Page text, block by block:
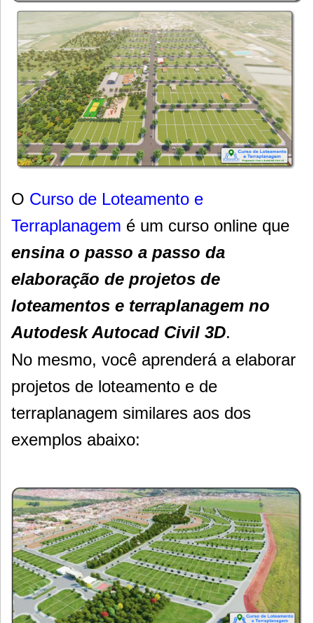
O Curso de Loteamento e
Terraplanagem é um curso online que
ensina o passo a passo da
elaboração de projetos de
loteamentos e terraplanagem no
Autodesk Autocad Civil 3D.
No mesmo, você aprenderá a elaborar
projetos de loteamento e de
terraplanagem similares aos dos
exemplos abaixo: